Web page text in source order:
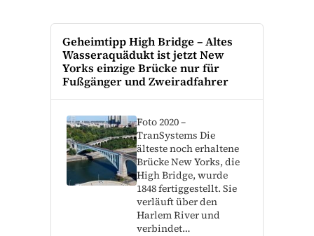
Geheimtipp High Bridge – Altes
Wasseraquädukt ist jetzt New
Yorks einzige Brücke nur für
Fußgänger und Zweiradfahrer
Foto 2020 –
TranSystems Die
älteste noch erhaltene
Brücke New Yorks, die
High Bridge, wurde
1848 fertiggestellt. Sie
verläuft über den
Harlem River und
verbindet…